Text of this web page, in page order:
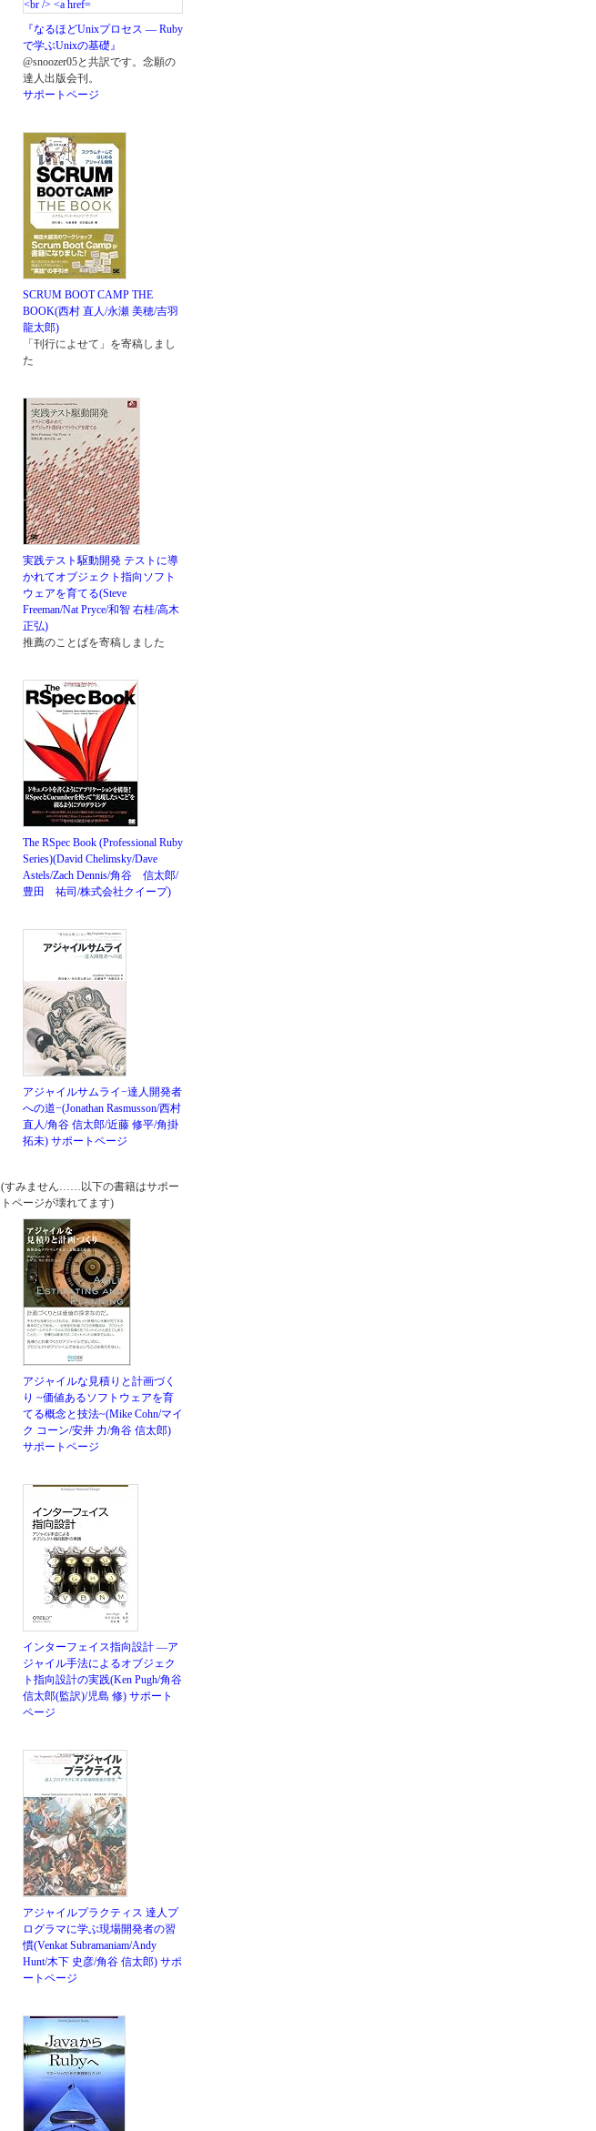
『なるほどUnixプロセス ― Ruby
で学ぶUnixの基礎』
@snoozer05と共訳です。念願の
達人出版会刊。
サポートページ
SCRUM BOOT CAMP THE
BOOK(西村 直人/永瀬 美穂/吉羽
龍太郎)
「刊行によせて」を寄稿しまし
た
実践テスト駆動開発 テストに導
かれてオブジェクト指向ソフト
ウェアを育てる(Steve
Freeman/Nat Pryce/和智 右桂/高木
正弘)
推薦のことばを寄稿しました
The RSpec Book (Professional Ruby
Series)(David Chelimsky/Dave
Astels/Zach Dennis/角谷 信太郎/
豊田 祐司/株式会社クイープ)
アジャイルサムライ−達人開発者
への道−(Jonathan Rasmusson/西村
直人/角谷 信太郎/近藤 修平/角掛
拓未) サポートページ
(すみません……以下の書籍はサポー
トページが壊れてます)
アジャイルな見積りと計画づく
り ~価値あるソフトウェアを育
てる概念と技法~(Mike Cohn/マイ
ク コーン/安井 力/角谷 信太郎)
サポートページ
インターフェイス指向設計 ―ア
ジャイル手法によるオブジェク
ト指向設計の実践(Ken Pugh/角谷
信太郎(監訳)/児島 修) サポート
ページ
アジャイルプラクティス 達人プ
ログラマに学ぶ現場開発者の習
慣(Venkat Subramaniam/Andy
Hunt/木下 史彦/角谷 信太郎) サポ
ートページ